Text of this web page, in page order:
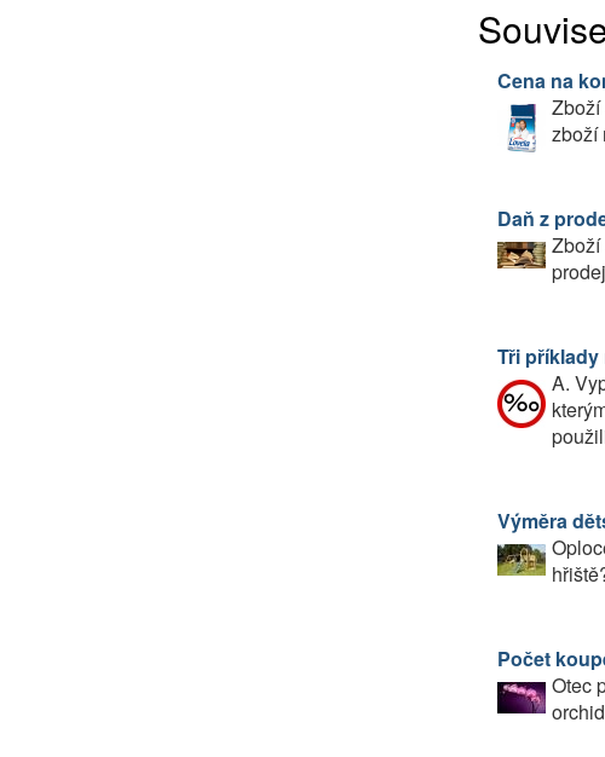
Cena na
Zboží
zboží
Daň z
Zboží
Tři příklady
A.
Výměra
Počet
Otec